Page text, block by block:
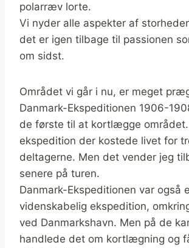
polarræv lorte.
Vi nyder alle aspekter af
det er igen tilbage til passionen
om sidst.
Området vi går i nu, er meget
Danmark-Ekspeditionen 1906-
de første til at kortlægge området.
ekspedition der kostede livet for
deltagerne. Men det vender jeg
senere på turen.
Danmark-Ekspeditionen var også
videnskabelig ekspedition,
ved Danmarkshavn. Men på de
handlede det om kortlægning og